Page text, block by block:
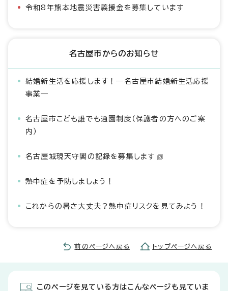
令和8年熊本地震災害義援金を募集しています
名古屋市からのお知らせ
結婚新生活を応援します！―名古屋市結婚新生活応援
事業―
名古屋市こども誰でも通園制度（保護者の方へのご案
内）
名古屋城現天守閣の記録を募集します
熱中症を予防しましょう！
これからの暑さ大丈夫？熱中症リスクを見てみよう！
前のページへ戻る トップページへ戻る
このページを見ている方はこんなページも見ていま